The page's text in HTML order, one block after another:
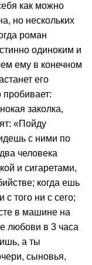
как можно
но нескольких
роман
одиноким и
ему в конечном
его
заколка,
«Пойду
с ними по
человека
и сигаретами,
когда ешь
того ни с сего;
в машине на
любови в 3 часа
а ты
сыновья,